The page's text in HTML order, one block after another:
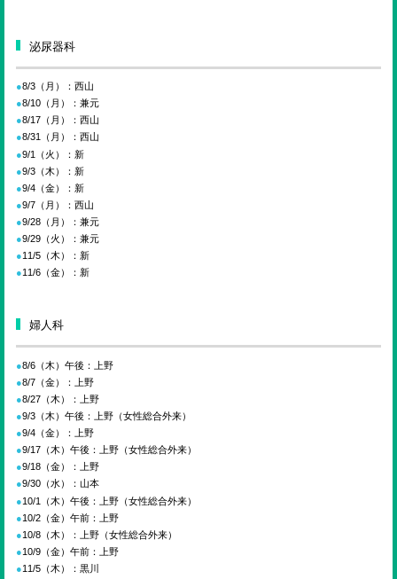
泌尿器科
8/3（月）：西山
8/10（月）：兼元
8/17（月）：西山
8/31（月）：西山
9/1（火）：新
9/3（木）：新
9/4（金）：新
9/7（月）：西山
9/28（月）：兼元
9/29（火）：兼元
11/5（木）：新
11/6（金）：新
婦人科
8/6（木）午後：上野
8/7（金）：上野
8/27（木）：上野
9/3（木）午後：上野（女性総合外来）
9/4（金）：上野
9/17（木）午後：上野（女性総合外来）
9/18（金）：上野
9/30（水）：山本
10/1（木）午後：上野（女性総合外来）
10/2（金）午前：上野
10/8（木）：上野（女性総合外来）
10/9（金）午前：上野
11/5（木）：黒川